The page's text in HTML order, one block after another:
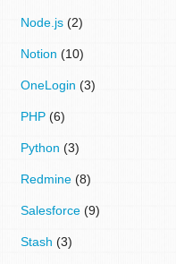
Node.js (2)
Notion (10)
OneLogin (3)
PHP (6)
Python (3)
Redmine (8)
Salesforce (9)
Stash (3)